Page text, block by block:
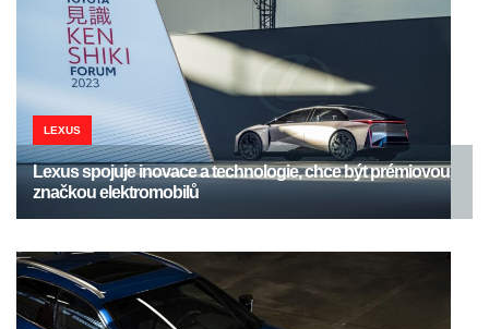
LEXUS
Lexus spojuje inovace a technologie, chce být prémiovou
značkou elektromobilů